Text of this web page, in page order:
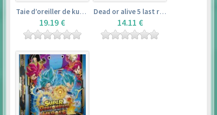
Taie d’oreiller de kurosawa dia (160x50cm) – love live! sunshine!!
19.19 €
Dead or alive 5 last round master guide
14.11 €